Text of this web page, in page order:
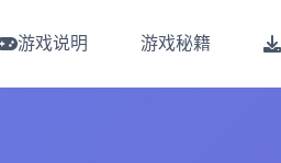
游戏说明 游戏秘籍